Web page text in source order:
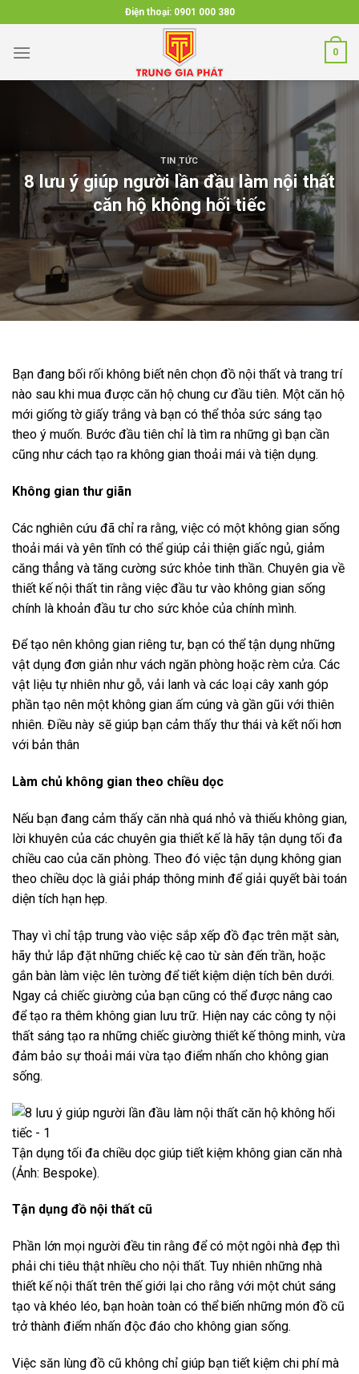
to
content
Điện thoại: 0901 000 380
0
TIN TỨC
8 lưu ý giúp người lần đầu làm nội thất
căn hộ không hối tiếc
Bạn đang bối rối không biết nên chọn đồ nội thất và trang trí
nào sau khi mua được căn hộ chung cư đầu tiên. Một căn hộ
mới giống tờ giấy trắng và bạn có thể thỏa sức sáng tạo
theo ý muốn. Bước đầu tiên chỉ là tìm ra những gì bạn cần
cũng như cách tạo ra không gian thoải mái và tiện dụng.
Không gian thư giãn
Các nghiên cứu đã chỉ ra rằng, việc có một không gian sống
thoải mái và yên tĩnh có thể giúp cải thiện giấc ngủ, giảm
căng thẳng và tăng cường sức khỏe tinh thần. Chuyên gia về
thiết kế nội thất tin rằng việc đầu tư vào không gian sống
chính là khoản đầu tư cho sức khỏe của chính mình.
Để tạo nên không gian riêng tư, bạn có thể tận dụng những
vật dụng đơn giản như vách ngăn phòng hoặc rèm cửa. Các
vật liệu tự nhiên như gỗ, vải lanh và các loại cây xanh góp
phần tạo nên một không gian ấm cúng và gần gũi với thiên
nhiên. Điều này sẽ giúp bạn cảm thấy thư thái và kết nối hơn
với bản thân
Làm chủ không gian theo chiều dọc
Nếu bạn đang cảm thấy căn nhà quá nhỏ và thiếu không gian,
lời khuyên của các chuyên gia thiết kế là hãy tận dụng tối đa
chiều cao của căn phòng. Theo đó việc tận dụng không gian
theo chiều dọc là giải pháp thông minh để giải quyết bài toán
diện tích hạn hẹp.
Thay vì chỉ tập trung vào việc sắp xếp đồ đạc trên mặt sàn,
hãy thử lắp đặt những chiếc kệ cao từ sàn đến trần, hoặc
gắn bàn làm việc lên tường để tiết kiệm diện tích bên dưới.
Ngay cả chiếc giường của bạn cũng có thể được nâng cao
để tạo ra thêm không gian lưu trữ. Hiện nay các công ty nội
thất sáng tạo ra những chiếc giường thiết kế thông minh, vừa
đảm bảo sự thoải mái vừa tạo điểm nhấn cho không gian
sống.
Tận dụng tối đa chiều dọc giúp tiết kiệm không gian căn nhà
(Ảnh: Bespoke).
Tận dụng đồ nội thất cũ
Phần lớn mọi người đều tin rằng để có một ngôi nhà đẹp thì
phải chi tiêu thật nhiều cho nội thất. Tuy nhiên những nhà
thiết kế nội thất trên thế giới lại cho rằng với một chút sáng
tạo và khéo léo, bạn hoàn toàn có thể biến những món đồ cũ
trở thành điểm nhấn độc đáo cho không gian sống.
Việc săn lùng đồ cũ không chỉ giúp bạn tiết kiệm chi phí mà